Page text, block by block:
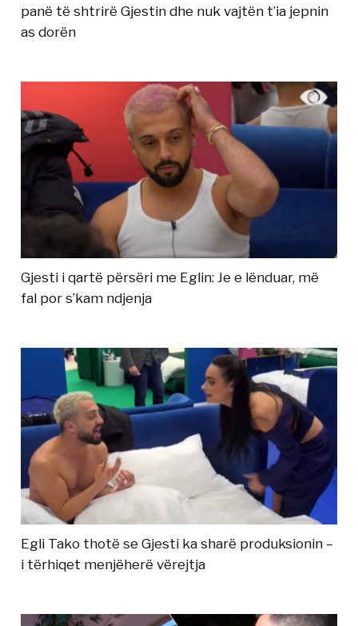
panë të shtrirë Gjestin dhe nuk vajtën t’ia jepnin
as dorën
Gjesti i qartë përsëri me Eglin: Je e lënduar, më
fal por s’kam ndjenja
Egli Tako thotë se Gjesti ka sharë produksionin –
i tërhiqet menjëherë vërejtja